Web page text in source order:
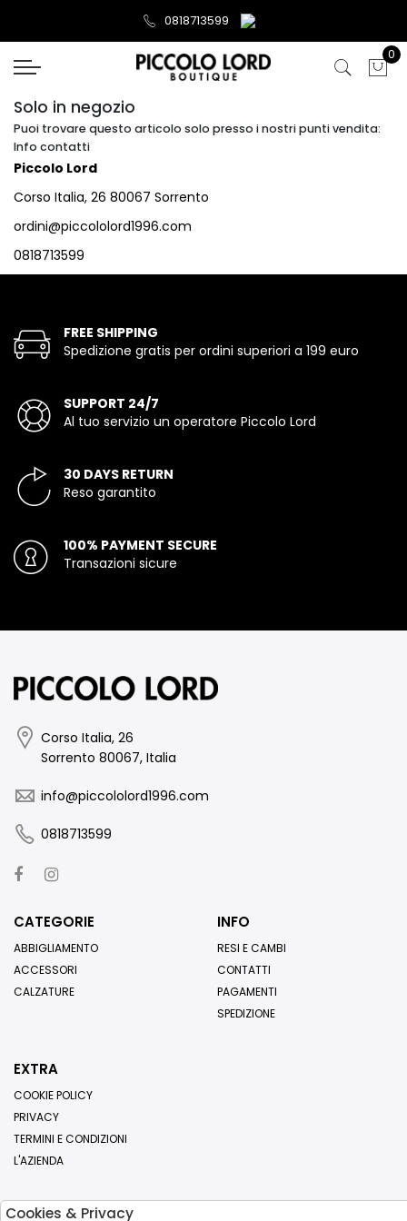
0818713599
0
Solo in negozio
Puoi trovare questo articolo solo presso i nostri punti vendita:
Info contatti
Piccolo Lord
Corso Italia, 26 80067 Sorrento
ordini@piccololord1996.com
0818713599
FREE SHIPPING
Spedizione gratis per ordini superiori a 199 euro
SUPPORT 24/7
Al tuo servizio un operatore Piccolo Lord
30 DAYS RETURN
Reso garantito
100% PAYMENT SECURE
Transazioni sicure
Corso Italia, 26
Sorrento 80067, Italia
info@piccololord1996.com
0818713599
CATEGORIE
ABBIGLIAMENTO
ACCESSORI
CALZATURE
INFO
RESI E CAMBI
CONTATTI
PAGAMENTI
SPEDIZIONE
EXTRA
COOKIE POLICY
PRIVACY
TERMINI E CONDIZIONI
L'AZIENDA
Cookies & Privacy